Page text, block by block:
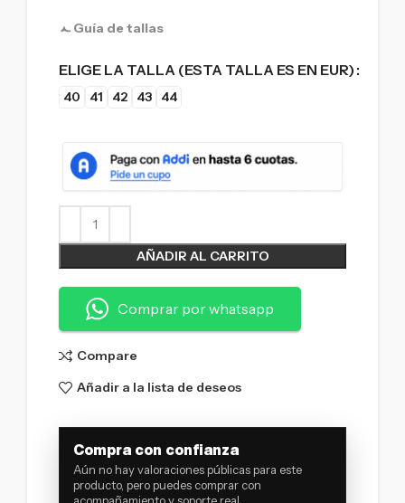
Guía de tallas
ELIGE LA TALLA (ESTA TALLA ES EN EUR)
40 41 42 43 44
AÑADIR AL CARRITO
Comprar por whatsapp
Compare
Añadir a la lista de deseos
Compra con confianza
Aún no hay valoraciones públicas para este
producto, pero puedes comprar con
acompañamiento y soporte real.